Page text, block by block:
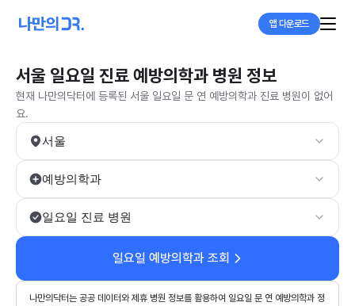
앱 다운로드
서울 일요일 진료 예방의학과 병원 정보
현재 나만의닥터에 등록된 서울 일요일 문 연 예방의학과 진료 병원이 없어
요.
서울
예방의학과
일요일 진료 병원
일요일 예방의학과 조회
나만의닥터는 공공 데이터와 제휴 병원 정보를 활용하여 일요일 문 연 예방의학과 정